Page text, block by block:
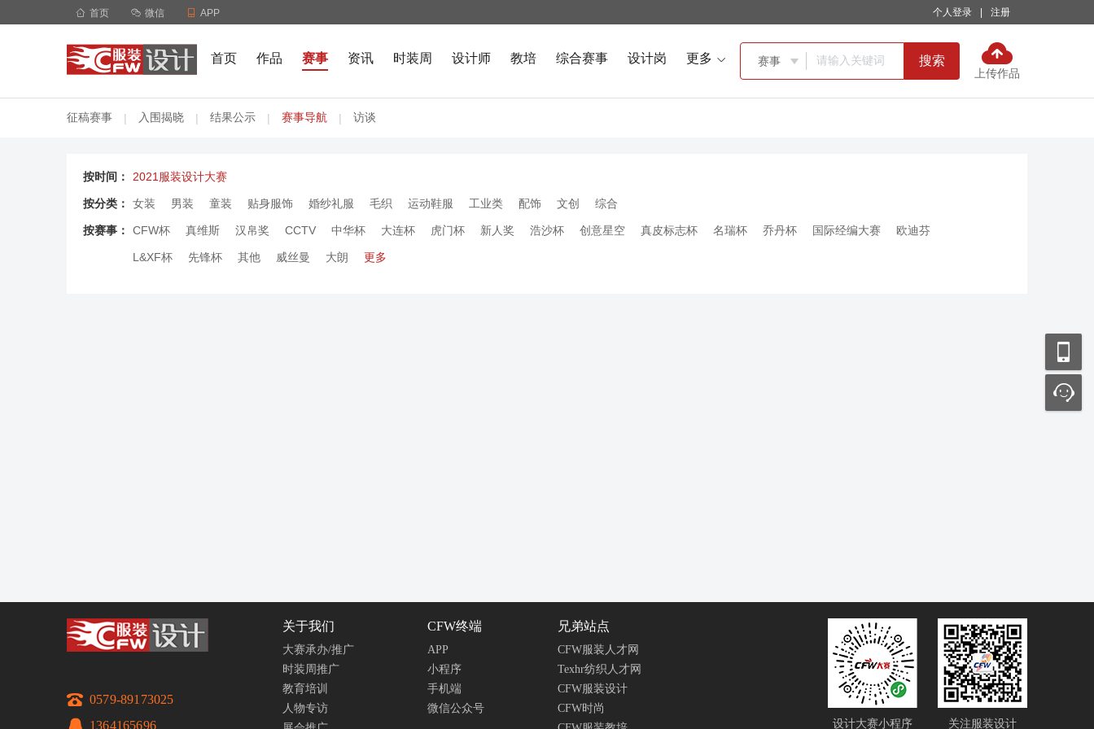
 首页  微信  APP 个人登录 注册
首页 作品 赛事 资讯 时装周 设计师 教培 综合赛事 设计岗 更多  赛事  搜索
上传作品
征稿赛事 | 入围揭晓 | 结果公示 | 赛事导航 | 访谈
按时间： 2021服装设计大赛
按分类： 女装 男装 童装 贴身服饰 婚纱礼服 毛织 运动鞋服 工业类 配饰 文创 综合
按赛事： CFW杯 真维斯 汉帛奖 CCTV 中华杯 大连杯 虎门杯 新人奖 浩沙杯 创意星空 真皮标志杯 名瑞杯 乔丹杯 国际经编大赛 欧迪芬
L&XF杯 先锋杯 其他 威丝曼 大朗 更多
0579-89173025
1364165696
设计大赛小程序 关注服装设计
关于我们
大赛承办/推广
时装周推广
教育培训
人物专访
CFW终端
APP
小程序
手机端
微信公众号
兄弟站点
CFW服装人才网
Texhr纺织人才网
CFW服装设计
CFW时尚